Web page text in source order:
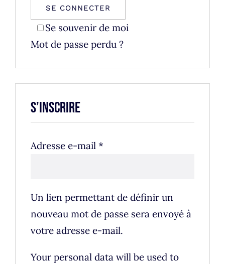
Se souvenir de moi
SE CONNECTER
Mot de passe perdu ?
S’inscrire
Adresse e-mail *Obligatoire
Un lien permettant de définir un
nouveau mot de passe sera envoyé à
votre adresse e-mail.
Your personal data will be used to